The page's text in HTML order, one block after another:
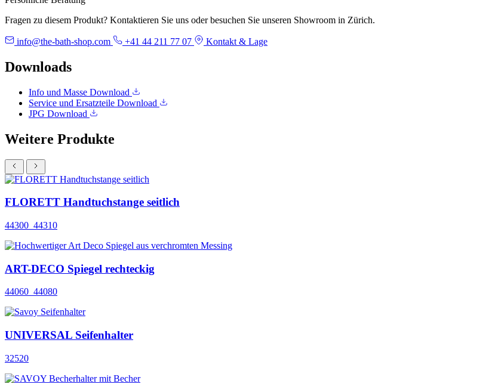
Fragen zu diesem Produkt? Kontaktieren Sie uns oder besuchen Sie unseren Showroom in Zürich.
info@the-bath-shop.com +41 44 211 77 07 Kontakt & Lage
Downloads
Info und Masse Download
Service und Ersatzteile Download
JPG Download
Weitere Produkte
FLORETT Handtuchstange seitlich
44300_44310
ART-DECO Spiegel rechteckig
44060_44080
UNIVERSAL Seifenhalter
32520